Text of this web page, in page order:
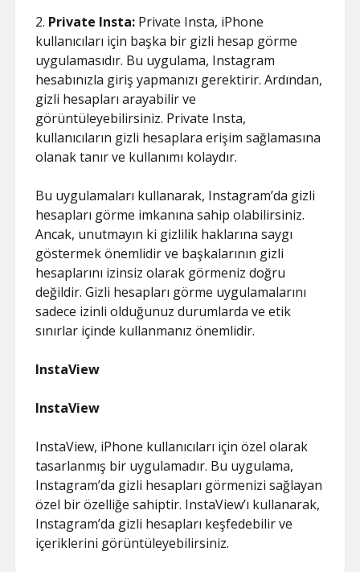
2. Private Insta: Private Insta, iPhone
kullanıcıları için başka bir gizli hesap görme
uygulamasıdır. Bu uygulama, Instagram
hesabınızla giriş yapmanızı gerektirir. Ardından,
gizli hesapları arayabilir ve
görüntüleyebilirsiniz. Private Insta,
kullanıcıların gizli hesaplara erişim sağlamasına
olanak tanır ve kullanımı kolaydır.
Bu uygulamaları kullanarak, Instagram’da gizli
hesapları görme imkanına sahip olabilirsiniz.
Ancak, unutmayın ki gizlilik haklarına saygı
göstermek önemlidir ve başkalarının gizli
hesaplarını izinsiz olarak görmeniz doğru
değildir. Gizli hesapları görme uygulamalarını
sadece izinli olduğunuz durumlarda ve etik
sınırlar içinde kullanmanız önemlidir.
InstaView
InstaView
InstaView, iPhone kullanıcıları için özel olarak
tasarlanmış bir uygulamadır. Bu uygulama,
Instagram’da gizli hesapları görmenizi sağlayan
özel bir özelliğe sahiptir. InstaView’ı kullanarak,
Instagram’da gizli hesapları keşfedebilir ve
içeriklerini görüntüleyebilirsiniz.